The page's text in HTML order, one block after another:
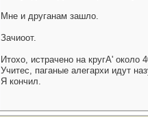
Мне и друганам зашло.
Зачиоот.
Итохо, истрачено на кругА' около
Учитес, паганые алегархи идут
Я кончил.